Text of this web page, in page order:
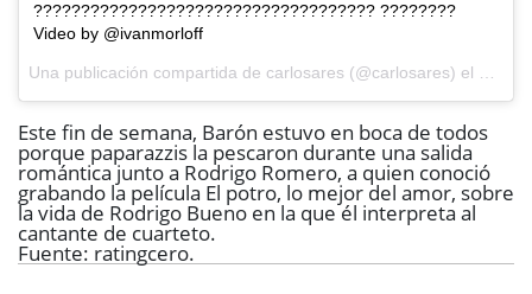
???????????????????????????????????? ????????
Video by @ivanmorloff
Una publicación compartida de carlosares (@carlosares) el
Este fin de semana, Barón estuvo en boca de todos
porque paparazzis la pescaron durante una salida
romántica junto a Rodrigo Romero, a quien conoció
grabando la película El potro, lo mejor del amor, sobre
la vida de Rodrigo Bueno en la que él interpreta al
cantante de cuarteto.
Fuente: ratingcero.